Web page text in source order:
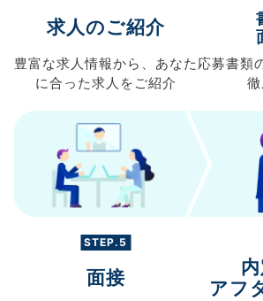
求人のご紹介
豊富な求人情報から、 あなた
に合った求人を ご紹介
応募書類
STEP.5
面接
アフ